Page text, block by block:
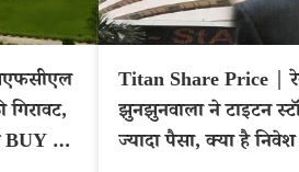
या
Titan Share Price |
झुनझुनवाला ने टाइटन
ज्यादा पैसा, क्या है